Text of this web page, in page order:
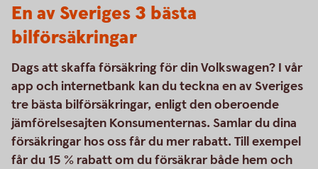
En av Sveriges 3 bästa
bilförsäkringar
Dags att skaffa försäkring för din Volkswagen? I vår
app och internetbank kan du teckna en av Sveriges
tre bästa bilförsäkringar, enligt den oberoende
jämförelsesajten Konsumenternas. Samlar du dina
försäkringar hos oss får du mer rabatt. Till exempel
får du 15 % rabatt om du försäkrar både hem och